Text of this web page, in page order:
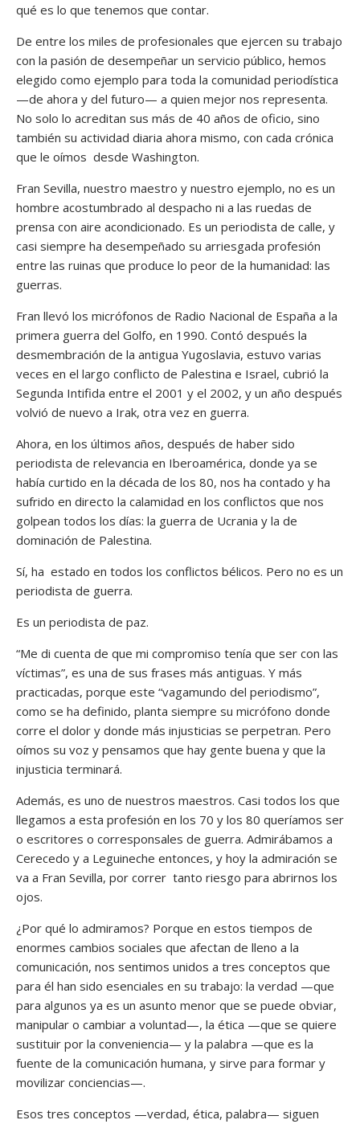
qué es lo que tenemos que contar.
De entre los miles de profesionales que ejercen su trabajo
con la pasión de desempeñar un servicio público, hemos
elegido como ejemplo para toda la comunidad periodística
—de ahora y del futuro— a quien mejor nos representa.
No solo lo acreditan sus más de 40 años de oficio, sino
también su actividad diaria ahora mismo, con cada crónica
que le oímos desde Washington.
Fran Sevilla, nuestro maestro y nuestro ejemplo, no es un
hombre acostumbrado al despacho ni a las ruedas de
prensa con aire acondicionado. Es un periodista de calle, y
casi siempre ha desempeñado su arriesgada profesión
entre las ruinas que produce lo peor de la humanidad: las
guerras.
Fran llevó los micrófonos de Radio Nacional de España a la
primera guerra del Golfo, en 1990. Contó después la
desmembración de la antigua Yugoslavia, estuvo varias
veces en el largo conflicto de Palestina e Israel, cubrió la
Segunda Intifida entre el 2001 y el 2002, y un año después
volvió de nuevo a Irak, otra vez en guerra.
Ahora, en los últimos años, después de haber sido
periodista de relevancia en Iberoamérica, donde ya se
había curtido en la década de los 80, nos ha contado y ha
sufrido en directo la calamidad en los conflictos que nos
golpean todos los días: la guerra de Ucrania y la de
dominación de Palestina.
Sí, ha estado en todos los conflictos bélicos. Pero no es un
periodista de guerra.
Es un periodista de paz.
“Me di cuenta de que mi compromiso tenía que ser con las
víctimas”, es una de sus frases más antiguas. Y más
practicadas, porque este “vagamundo del periodismo”,
como se ha definido, planta siempre su micrófono donde
corre el dolor y donde más injusticias se perpetran. Pero
oímos su voz y pensamos que hay gente buena y que la
injusticia terminará.
Además, es uno de nuestros maestros. Casi todos los que
llegamos a esta profesión en los 70 y los 80 queríamos ser
o escritores o corresponsales de guerra. Admirábamos a
Cerecedo y a Leguineche entonces, y hoy la admiración se
va a Fran Sevilla, por correr tanto riesgo para abrirnos los
ojos.
¿Por qué lo admiramos? Porque en estos tiempos de
enormes cambios sociales que afectan de lleno a la
comunicación, nos sentimos unidos a tres conceptos que
para él han sido esenciales en su trabajo: la verdad —que
para algunos ya es un asunto menor que se puede obviar,
manipular o cambiar a voluntad—, la ética —que se quiere
sustituir por la conveniencia— y la palabra —que es la
fuente de la comunicación humana, y sirve para formar y
movilizar conciencias—.
Esos tres conceptos —verdad, ética, palabra— siguen